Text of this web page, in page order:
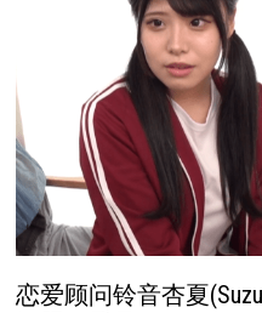
恋爱顾问铃音杏夏